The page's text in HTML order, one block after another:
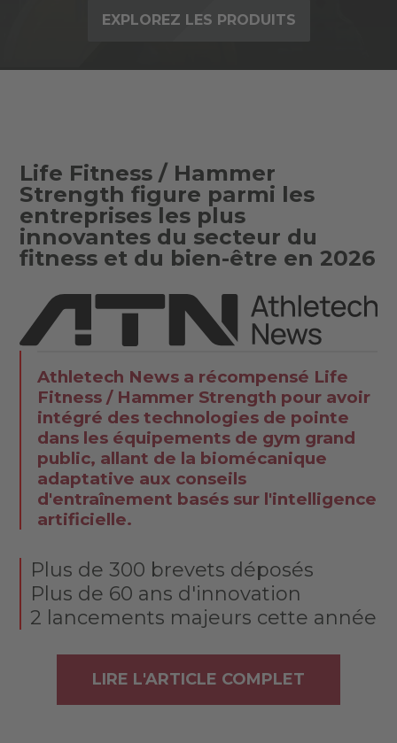
EXPLOREZ LES PRODUITS
Life Fitness / Hammer
Strength figure parmi les
entreprises les plus
innovantes du secteur du
fitness et du bien-être en 2026
Athletech News a récompensé Life
Fitness / Hammer Strength pour avoir
intégré des technologies de pointe
dans les équipements de gym grand
public, allant de la biomécanique
adaptative aux conseils
d'entraînement basés sur l'intelligence
artificielle.
Plus de 300 brevets déposés
Plus de 60 ans d'innovation
2 lancements majeurs cette année
LIRE L'ARTICLE COMPLET